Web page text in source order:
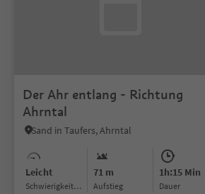
Der Ahr entlang - Richtung
Ahrntal
Sand in Taufers, Ahrntal
Leicht
Schwierigkeitsgrad
71 m
Aufstieg
1h:15 Min
Dauer